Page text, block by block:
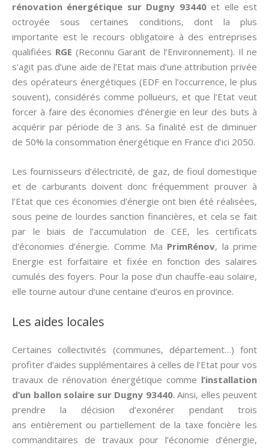
rénovation énergétique sur Dugny 93440et elle est
octroyée sous certaines conditions, dont la plus
importante est le recours obligatoire à des entreprises
qualifiées RGE (Reconnu Garant de l’Environnement). Il ne
s’agit pas d’une aide de l’Etat mais d’une attribution privée
des opérateurs énergétiques (EDF en l’occurrence, le plus
souvent), considérés comme pollueurs, et que l’Etat veut
forcer à faire des économies d’énergie en leur des buts à
acquérir par période de 3 ans. Sa finalité est de diminuer
de 50% la consommation énergétique en France d’ici 2050.
Les fournisseurs d’électricité, de gaz, de fioul domestique
et de carburants doivent donc fréquemment prouver à
l’Etat que ces économies d’énergie ont bien été réalisées,
sous peine de lourdes sanction financières, et cela se fait
par le biais de l’accumulation de CEE, les certificats
d’économies d’énergie. Comme Ma PrimRénov, la prime
Energie est forfaitaire et fixée en fonction des salaires
cumulés des foyers. Pour la pose d’un chauffe-eau solaire,
elle tourne autour d’une centaine d’euros en province.
Les aides locales
Certaines collectivités (communes, département…) font
profiter d’aides supplémentaires à celles de l’Etat pour vos
travaux de rénovation énergétique comme l’installation
d’un ballon solaire sur Dugny 93440. Ainsi, elles peuvent
prendre la décision d’exonérer pendant trois
ans entièrement ou partiellement de la taxe foncière les
commanditaires de travaux pour l’économie d’énergie,